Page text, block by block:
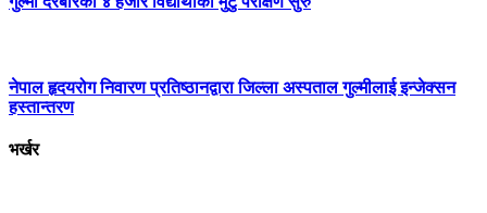
नेपाल हृदयरोग निवारण प्रतिष्ठानद्वारा जिल्ला अस्पताल गुल्मीलाई इन्जेक्सन
हस्तान्तरण
भर्खर